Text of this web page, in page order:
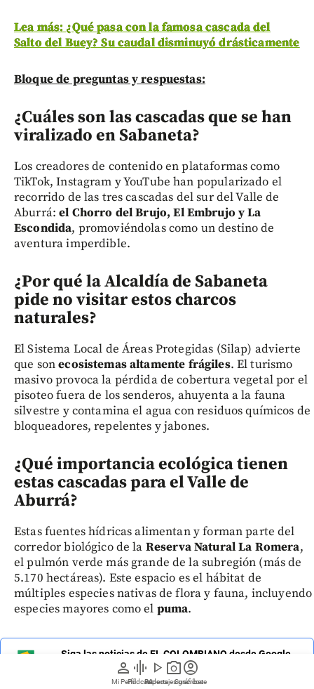
person
Mi Perfil
graphic_eq
Pódcast
play_arrow
Videos
photo_camera
Reportajes gráficos
account_circle
Suscríbete
Lea más: ¿Qué pasa con la famosa cascada del
Salto del Buey? Su caudal disminuyó drásticamente
Bloque de preguntas y respuestas:
¿Cuáles son las cascadas que se han
viralizado en Sabaneta?
Los creadores de contenido en plataformas como
TikTok, Instagram y YouTube han popularizado el
recorrido de las tres cascadas del sur del Valle de
Aburrá:el Chorro del Brujo, El Embrujo y La
Escondida, promoviéndolas como un destino de
aventura imperdible.
¿Por qué la Alcaldía de Sabaneta
pide no visitar estos charcos
naturales?
El Sistema Local de Áreas Protegidas (Silap) advierte
que sonecosistemas altamente frágiles. El turismo
masivo provoca la pérdida de cobertura vegetal por el
pisoteo fuera de los senderos, ahuyenta a la fauna
silvestre y contamina el agua con residuos químicos de
bloqueadores, repelentes y jabones.
¿Qué importancia ecológica tienen
estas cascadas para el Valle de
Aburrá?
Estas fuentes hídricas alimentan y forman parte del
corredor biológico de la Reserva Natural La Romera,
el pulmón verde más grande de la subregión (más de
5.170 hectáreas). Este espacio es el hábitat de
múltiples especies nativas de flora y fauna, incluyendo
especies mayores como el puma.
Siga las noticias de EL COLOMBIANO desde Google
News